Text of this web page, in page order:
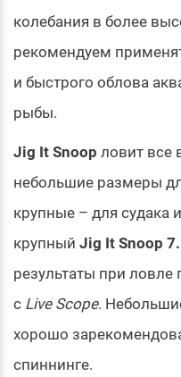
колебания в более
рекомендуем
и быстрого облова
рыбы.
Jig It Snoop ловит все
небольшие размеры
крупные – для судака
крупный Jig It Snoop
результаты при ловле
с Live Scope.
хорошо
спиннинге.